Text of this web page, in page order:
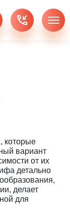
которые
вариант
от их
детально
делает
для